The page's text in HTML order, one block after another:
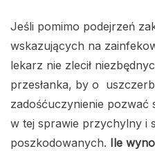
Jeśli pomimo podejrzeń
wskazujących na
lekarz nie zlecił
przesłanka, by o
zadośćuczynienie pozwać
w tej sprawie przychylny i
poszkodowanych. Ile